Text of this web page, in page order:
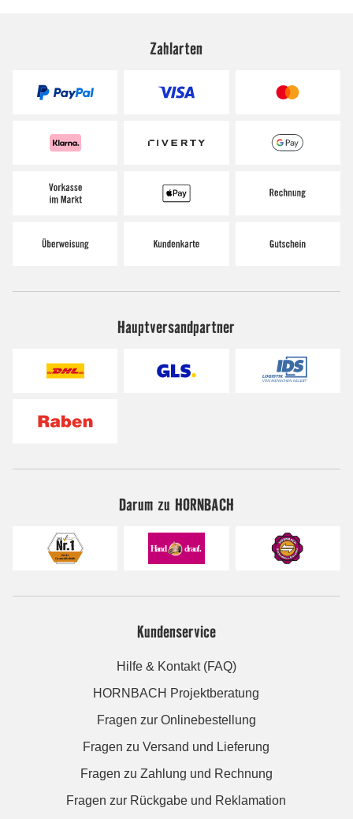
Zahlarten
Hauptversandpartner
Darum zu HORNBACH
Kundenservice
Hilfe & Kontakt (FAQ)
HORNBACH Projektberatung
Fragen zur Onlinebestellung
Fragen zu Versand und Lieferung
Fragen zu Zahlung und Rechnung
Fragen zur Rückgabe und Reklamation